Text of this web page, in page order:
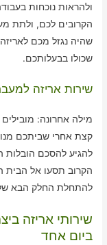
ולהראות נוכחות
הקרובים לכם, ולתת
שהיה נגזל מכם
שכולו בבעלותכם.
שירות אריזה
מילה אחרונה:
קצת אחרי שביתכם
להגיע להסכם הובלות
הקרוב תסעו אל
להתחלת החלק הבא
שירותי אריזה
ביום אחד